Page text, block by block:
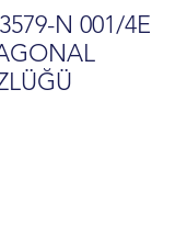
N 001/4E